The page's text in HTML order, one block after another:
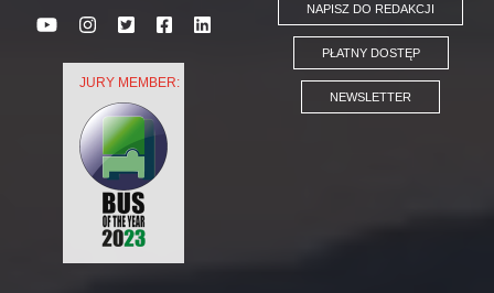
JURY MEMBER:
NAPISZ DO REDAKCJI
PŁATNY DOSTĘP
NEWSLETTER